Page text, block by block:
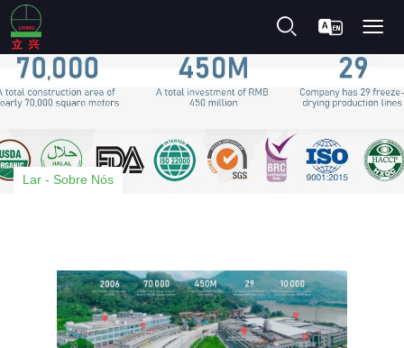
Lar - Sobre Nós